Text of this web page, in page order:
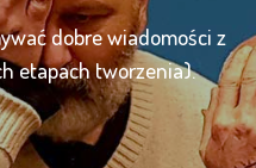
dobre wiadomości z
etapach tworzenia).